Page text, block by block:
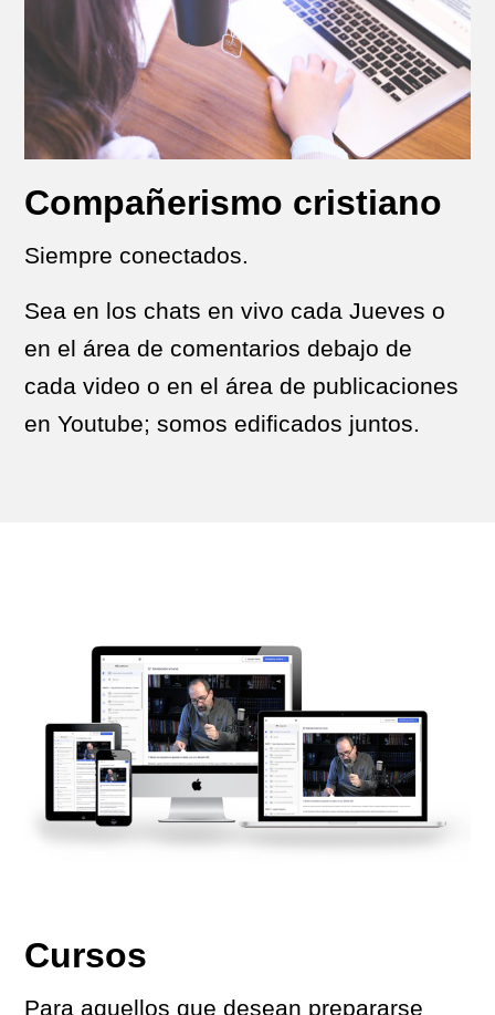
Compañerismo cristiano
Siempre conectados.
Sea en los chats en vivo cada Jueves o
en el área de comentarios debajo de
cada video o en el área de publicaciones
en Youtube; somos edificados juntos.
Cursos
Para aquellos que desean prepararse